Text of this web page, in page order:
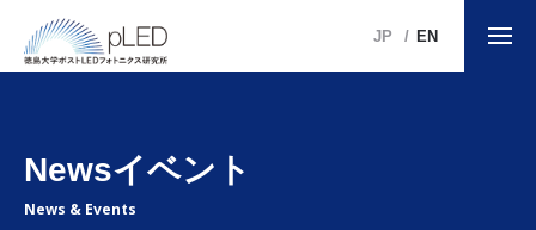
JP EN
Newsイベント
News & Events